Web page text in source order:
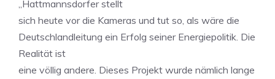
„Hattmannsdorfer stellt
sich heute vor die Kameras und tut so, als wäre die
Deutschlandleitung ein Erfolg seiner Energiepolitik. Die
Realität ist
eine völlig andere. Dieses Projekt wurde nämlich lange